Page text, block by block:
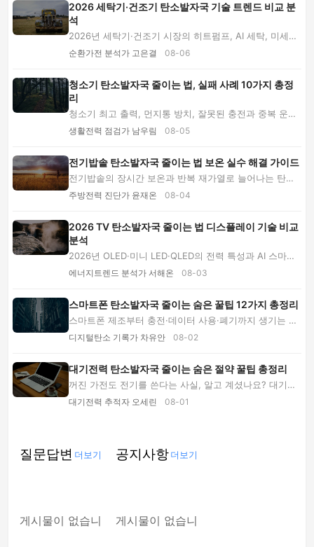
2026 세탁기·건조기 탄소발자국 기술 트렌드 비교 분
석
2026년 세탁기·건조기 시장의 히트펌프, AI 세탁, 미세섬
유 필터, 수리 가능성 트렌드를 비교하고 전기·...
순환가전 분석가 고은결 08-06
청소기 탄소발자국 줄이는 법, 실패 사례 10가지 총정
리
청소기 최고 출력, 먼지통 방치, 잘못된 충전과 중복 운행
이 탄소발자국을 키웁니다. 2026년 기준 무선·...
생활전력 점검가 남우림 08-05
전기밥솥 탄소발자국 줄이는 법 보온 실수 해결 가이드
전기밥솥의 장시간 보온과 반복 재가열로 늘어나는 탄소
발자국을 줄이는 방법을 안내합니다. 밥 냄새와 ...
주방전력 진단가 윤재온 08-04
2026 TV 탄소발자국 줄이는 법 디스플레이 기술 비교
분석
2026년 OLED·미니 LED·QLED의 전력 특성과 AI 스마트
기능, 대기전력, 수리 가능성까지 비교해 TV 탄소...
에너지트렌드 분석가 서해온 08-03
스마트폰 탄소발자국 줄이는 숨은 꿀팁 12가지 총정리
스마트폰 제조부터 충전·데이터 사용·폐기까지 생기는 탄
소발자국을 줄이는 방법을 소개합니다. 배터리 ...
디지털탄소 기록가 차유안 08-02
대기전력 탄소발자국 줄이는 숨은 절약 꿀팁 총정리
꺼진 가전도 전기를 쓴다는 사실, 알고 계셨나요? 대기전
력 측정법부터 스마트 플러그 자동화, 멀티탭 ...
대기전력 추적자 오세린 08-01
질문답변
게시물이 없습니
더보기 공지사항
게시물이 없습니
더보기